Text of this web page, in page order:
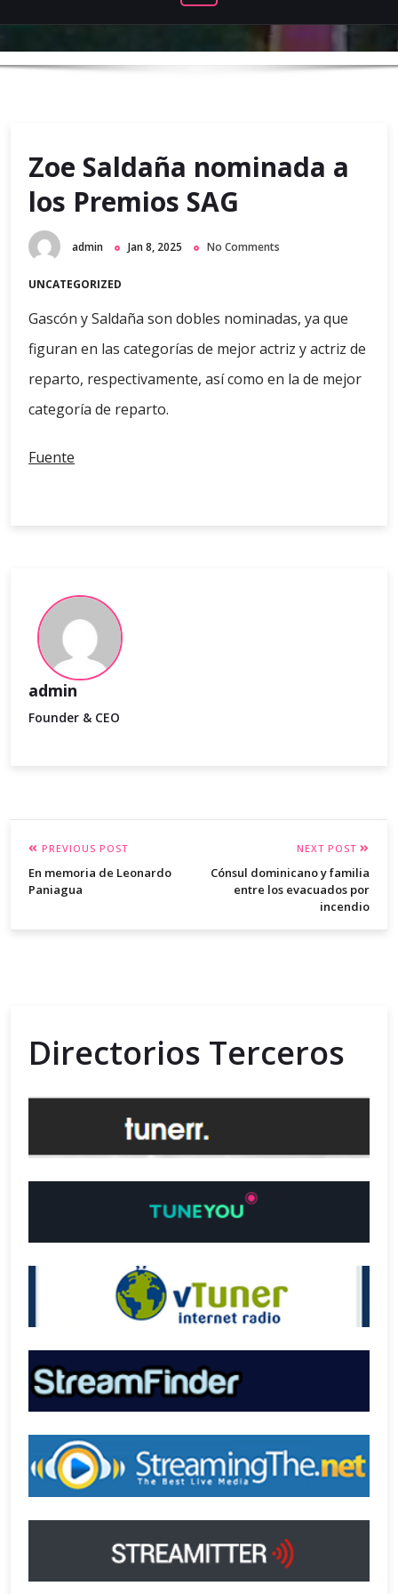
Zoe Saldaña nominada a
los Premios SAG
admin Jan 8, 2025 No Comments
UNCATEGORIZED
Gascón y Saldaña son dobles nominadas, ya que
figuran en las categorías de mejor actriz y actriz de
reparto, respectivamente, así como en la de mejor
categoría de reparto.
Fuente
admin
Founder & CEO
PREVIOUS POST
En memoria de Leonardo
Paniagua
NEXT POST
Cónsul dominicano y familia
entre los evacuados por
incendio
Directorios Terceros